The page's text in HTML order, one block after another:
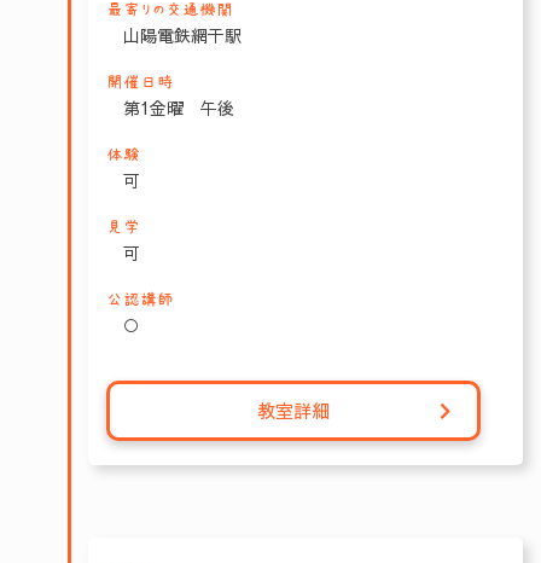
最寄りの交通機関
山陽電鉄網干駅
開催日時
第1金曜 午後
体験
可
見学
可
公認講師
○
教室詳細